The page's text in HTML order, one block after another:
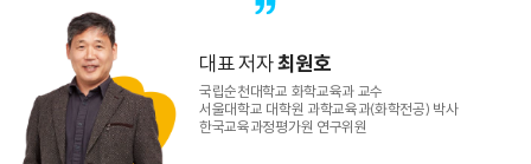
대표 저자최원호
국립순천대학교 화학교육과 교수
서울대학교 대학원 과학교육과(화학전공) 박사
한국교육과정평가원 연구위원